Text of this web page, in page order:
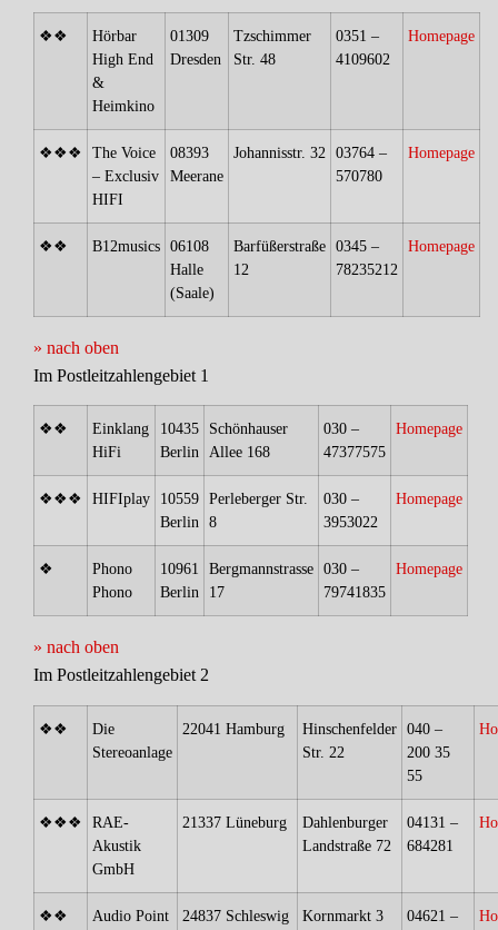
❖❖
Hörbar
High End
&
Heimkino
01309
Dresden
Tzschimmer
Str. 48
0351 –
4109602
Homepage
❖❖❖
The Voice
– Exclusiv
HIFI
08393
Meerane
Johannisstr. 32
03764 –
570780
Homepage
❖❖ B12musics 06108
Halle
(Saale)
Barfüßerstraße
12
0345 –
78235212
Homepage
» nach oben
Im Postleitzahlengebiet 1
❖❖
Einklang
HiFi
10435
Berlin
Schönhauser
Allee 168
030 –
47377575
Homepage
❖❖❖ HIFIplay
10559
Berlin
Perleberger Str.
8
030 –
3953022
Homepage
❖
Phono
Phono
10961
Berlin
Bergmannstrasse
17
030 –
79741835
Homepage
» nach oben
Im Postleitzahlengebiet 2
❖❖
Die
Stereoanlage
22041 Hamburg
Hinschenfelder
Str. 22
040 –
200 35
55
❖❖❖
RAE-
Akustik
GmbH
21337 Lüneburg
Dahlenburger
Landstraße 72
04131 –
684281
❖❖ Audio Point 24837 Schleswig
Kornmarkt 3
04621 –